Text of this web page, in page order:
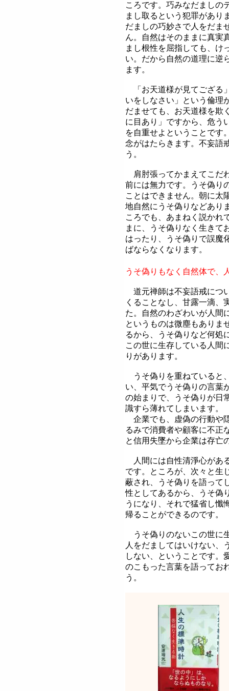
ころです。巧みなだましの
まし取るという犯罪があり
だましの巧妙さで人をだま
ん。自然はそのままに真実
まし根性を屈指しても、け
い。だから自然の道理に逆
ます。
「お天道様が見てござる
いをしなさい」という倫理
だませても、お天道様を欺
に目あり」ですから、危う
を自重せよということです
念がはたらきます。不妄語
う。
肩肘張ってかまえてこだ
前には無力です。うそ偽り
ことはできません。朝に太
地自然にうそ偽りなどあり
ころでも、あまねく説かれ
まに、うそ偽りなく生きて
はったり、うそ偽りで誤魔
ばならなくなります。
うそ偽りもなく自然体で、
道元禅師は不妄語戒につ
くることなし、甘露一滴、
た。自然のわざわいが人間
というものは微塵もありま
るから、うそ偽りなど何処
この世に生存している人間
りがあります。
うそ偽りを重ねていると
い、平気でうそ偽りの言葉
の始まりで、うそ偽りが日
識すら薄れてしまいます。
企業でも、虚偽の行動や
るみで消費者や顧客に不正
と信用失墜から企業は存亡
人間には自性清淨心があ
です。ところが、次々と生
蔽され、うそ偽りを語って
性としてあるから、うそ偽
うになり、それで猛省し懺
帰ることができるのです。
うそ偽りのないこの世に
人をだましてはいけない、
しない、ということです。
のこもった言葉を語ってお
う。